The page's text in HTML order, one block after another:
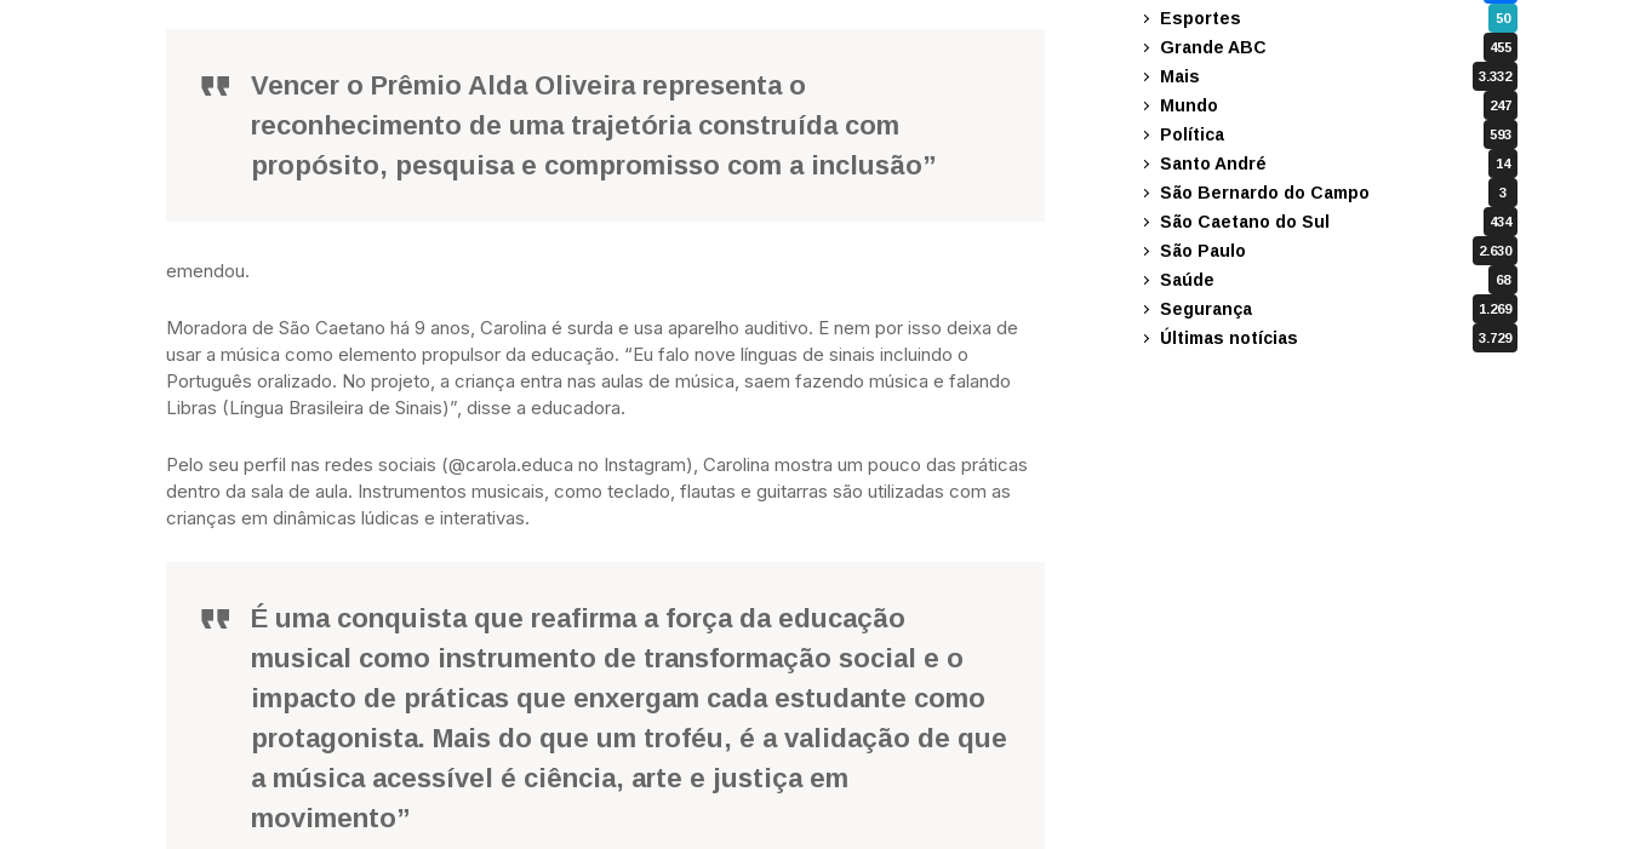
Vencer o Prêmio Alda Oliveira representa o
reconhecimento de uma trajetória construída com
propósito, pesquisa e compromisso com a inclusão”
emendou.
Moradora de São Caetano há 9 anos, Carolina é surda e usa aparelho auditivo. E nem por isso deixa de
usar a música como elemento propulsor da educação. “Eu falo nove línguas de sinais incluindo o
Português oralizado. No projeto, a criança entra nas aulas de música, saem fazendo música e falando
Libras (Língua Brasileira de Sinais)”, disse a educadora.
Pelo seu perfil nas redes sociais (@carola.educa no Instagram), Carolina mostra um pouco das práticas
dentro da sala de aula. Instrumentos musicais, como teclado, flautas e guitarras são utilizadas com as
crianças em dinâmicas lúdicas e interativas.
É uma conquista que reafirma a força da educação
musical como instrumento de transformação social e o
impacto de práticas que enxergam cada estudante como
protagonista. Mais do que um troféu, é a validação de que
a música acessível é ciência, arte e justiça em
movimento”
Esportes 50
Grande ABC 455
Mais 3.332
Mundo 247
Política 593
Santo André 14
São Bernardo do Campo 3
São Caetano do Sul 434
São Paulo 2.630
Saúde 68
Segurança 1.269
Últimas notícias 3.729